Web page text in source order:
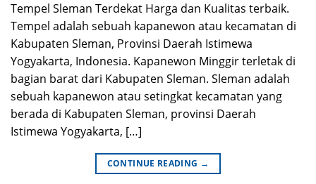
Tempel Sleman Terdekat Harga dan Kualitas terbaik.
Tempel adalah sebuah kapanewon atau kecamatan di
Kabupaten Sleman, Provinsi Daerah Istimewa
Yogyakarta, Indonesia. Kapanewon Minggir terletak di
bagian barat dari Kabupaten Sleman. Sleman adalah
sebuah kapanewon atau setingkat kecamatan yang
berada di Kabupaten Sleman, provinsi Daerah
Istimewa Yogyakarta, […]
CONTINUE READING →